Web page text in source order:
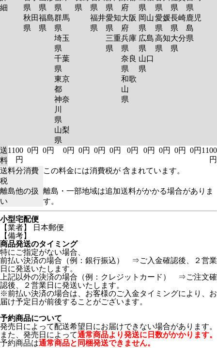
細
県
秋田
県
県
福島
県
県
群馬
県
埼玉
県
千葉
県
東京
都
神奈
川
県
山梨
県
県 県
福井
県
県
愛知
県
三重
県
府
大阪
府
兵庫
県
奈良
県
和歌
山
県
県
岡山
県
広島
県
山口
県
県
愛媛
県
高知
県
県
長崎
県
大分
県
県
鹿児
島
県
送
料
1100
円
0円 0円 0円 0円 0円 0円 0円 0円 0円 0円 0円 1100
円
送料分消費
税
この料金には消費税が 含まれています。
離島他の扱
い
離島・一部地域は追加送料がかかる場合がありま
す。
小型宅配便
【業者】 日本郵便
【備考】
商品発送のタイミング
特にご指定がない場合、
前払い決済の場合（例：銀行振込） ⇒ご入金確認後、２営業
日に発送いたします。
上記以外の決済の場合（例：クレジットカード） ⇒ご注文確
認後、２営業日に発送いたします。
※前払い決済の場合は、お客様のご入金タイミングにより、お
届け予定日が前後することがございます。
予約商品について
発売日によって配送希望日にお届けできない場合があります。
また、発売日によって通常商品より発送に日数がかかります。
予約商品は通常商品と同梱発送できません。